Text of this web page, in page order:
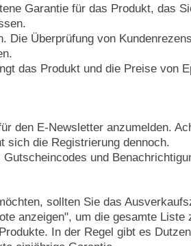
Garantie für das Produkt, das
Die Überprüfung von
das Produkt und die Preise von
den E-Newsletter anzumelden.
sich die Registrierung dennoch.
und
sollten Sie das
anzeigen", um die gesamte Liste
In der Regel gibt es